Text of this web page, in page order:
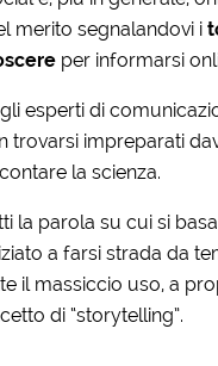
merito segnalandovi i
per informarsi
esperti di
trovarsi impreparati
la scienza.
la parola su cui si
a farsi strada da
il massiccio uso, a
di “storytelling”.